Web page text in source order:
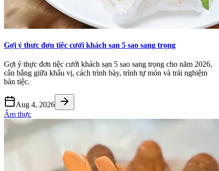
Gợi ý thực đơn tiệc cưới khách sạn 5 sao sang trọng
Gợi ý thực đơn tiệc cưới khách sạn 5 sao sang trọng cho năm 2026,
cân bằng giữa khẩu vị, cách trình bày, trình tự món và trải nghiệm
bàn tiệc.
Aug 4, 2026
Ẩm thực